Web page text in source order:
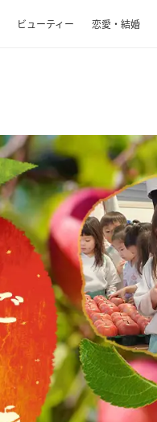
ビューティー 恋愛・結婚